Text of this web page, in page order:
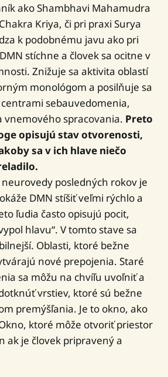
ako Shambhavi Mahamudra
Kriya, či pri praxi Surya
k podobnému javu ako pri
stíchne a človek sa ocitne v
Znižuje sa aktivita oblastí
monológom a posilňuje sa
sebauvedomenia,
vnemového spracovania. Preto
opisujú stav otvorenosti,
sa v ich hlave niečo
neurovedy posledných rokov je
DMN stíšiť veľmi rýchlo a
ľudia často opisujú pocit,
hlavu“. V tomto stave sa
Oblasti, ktoré bežne
nové prepojenia. Staré
sa môžu na chvíľu uvoľniť a
vrstiev, ktoré sú bežne
premýšľania. Je to okno, ako
ktoré môže otvoriť priestor
ak je človek pripravený a